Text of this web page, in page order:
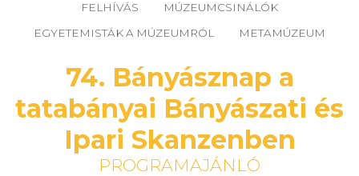
FELHÍVÁS
MÚZEUMCSINÁLÓK
EGYETEMISTÁK A MÚZEUMRÓL
METAMÚZEUM
74. Bányásznap a
tatabányai Bányászati és
Ipari Skanzenben
PROGRAMAJÁNLÓ